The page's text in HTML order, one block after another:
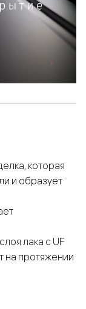
которая
и образует
лака с UF
на протяжении